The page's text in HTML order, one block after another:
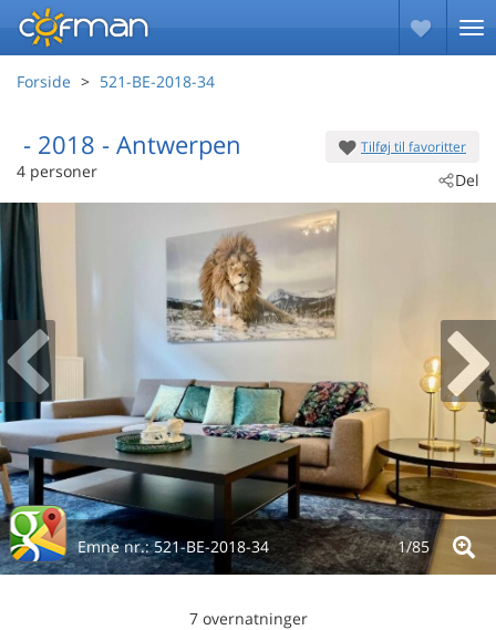
Forside 521-BE-2018-34
Tilføj til favoritter
Del
- 2018 - Antwerpen
4 personer
Emne nr.:521-BE-2018-34 1/85
7 overnatninger